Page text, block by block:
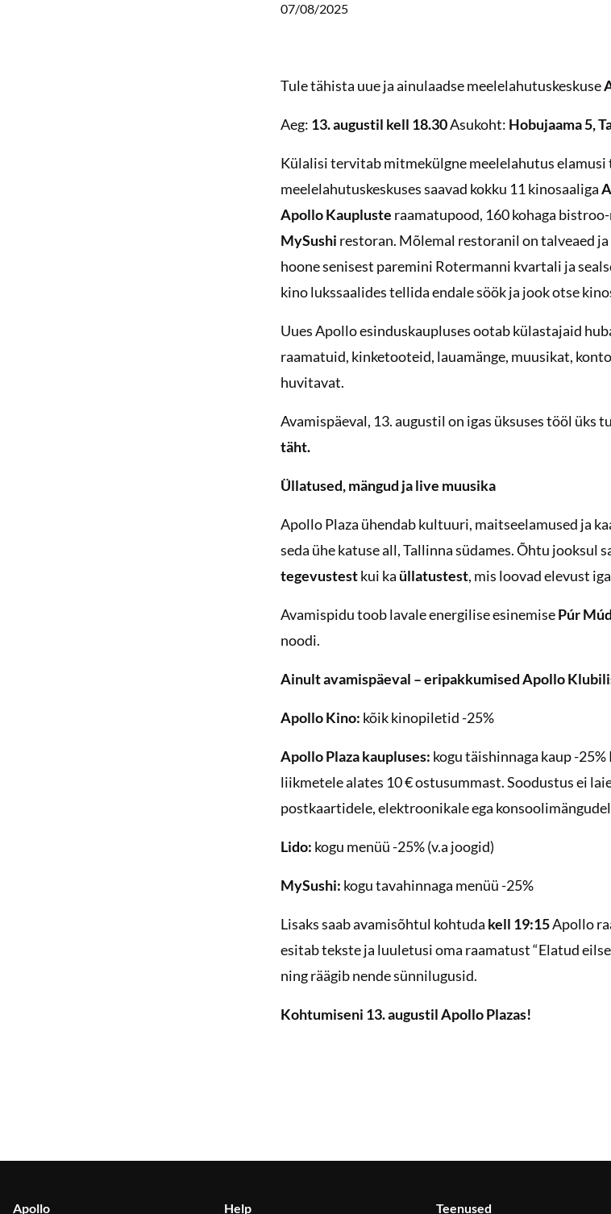
07/08/2025
Tule tähista uue ja ainulaadse meelelahutuskeskuse
Aeg: 13. augustil kell 18.30Asukoht: Hobujaama 5,
Külalisi tervitab mitmekülgne meelelahutus elamusi
meelelahutuskeskuses saavad kokku 11 kinosaaliga
Apollo Kaupluste raamatupood, 160 kohaga
MySushi restoran. Mõlemal restoranil on talveaed
hoone senisest paremini Rotermanni kvartali ja
kino lukssaalides tellida endale söök ja jook otse
Uues Apollo esinduskaupluses ootab külastajaid
raamatuid, kinketooteid, lauamänge, muusikat,
huvitavat.
Avamispäeval, 13. augustil on igas üksuses tööl üks
täht.
Üllatused, mängud ja live muusika
Apollo Plaza ühendab kultuuri, maitseelamused ja
seda ühe katuse all, Tallinna südames. Õhtu jooksul
tegevustestkui ka üllatustest, mis loovad elevust
Avamispidu toob lavale energilise esinemisePúr
noodi.
Ainult avamispäeval – eripakkumised Apollo
Apollo Kino: kõik kinopiletid -25%
Apollo Plaza kaupluses: kogu täishinnaga kaup -
liikmetele alates 10 € ostusummast. Soodustus ei
postkaartidele, elektroonikale ega
Lido: kogu menüü -25% (v.a joogid)
MySushi: kogu tavahinnaga menüü -25%
Lisaks saab avamisõhtul kohtuda kell 19:15Apollo
esitab tekste ja luuletusi oma raamatust “Elatud
ning räägib nende sünnilugusid.
Kohtumiseni 13. augustil Apollo Plazas!
Apollo Help Teenused